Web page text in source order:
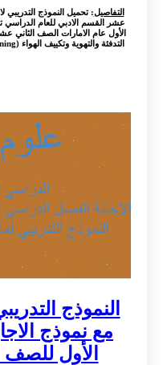
التفاصيل: تحميل النموذج التدريبي
عشر القسم الادبي للعام
الأول عام الامارات الصف الثاني
التدفئة والتهوية وتكييف الهواء (Heating, ventilation, and air conditioning) ...
النموذج
مع نموذج
الأول للصف